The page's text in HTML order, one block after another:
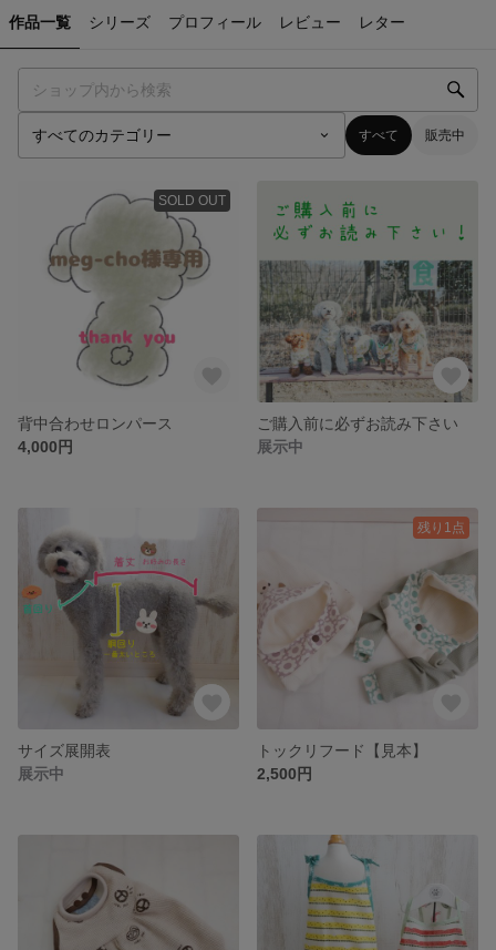
作品一覧 シリーズ プロフィール レビュー レター
すべて 販売中
SOLD OUT
背中合わせロンパース
4,000円
ご購入前に必ずお読み下さい
展示中
サイズ展開表
展示中
残り1点
トックリフード【見本】
2,500円